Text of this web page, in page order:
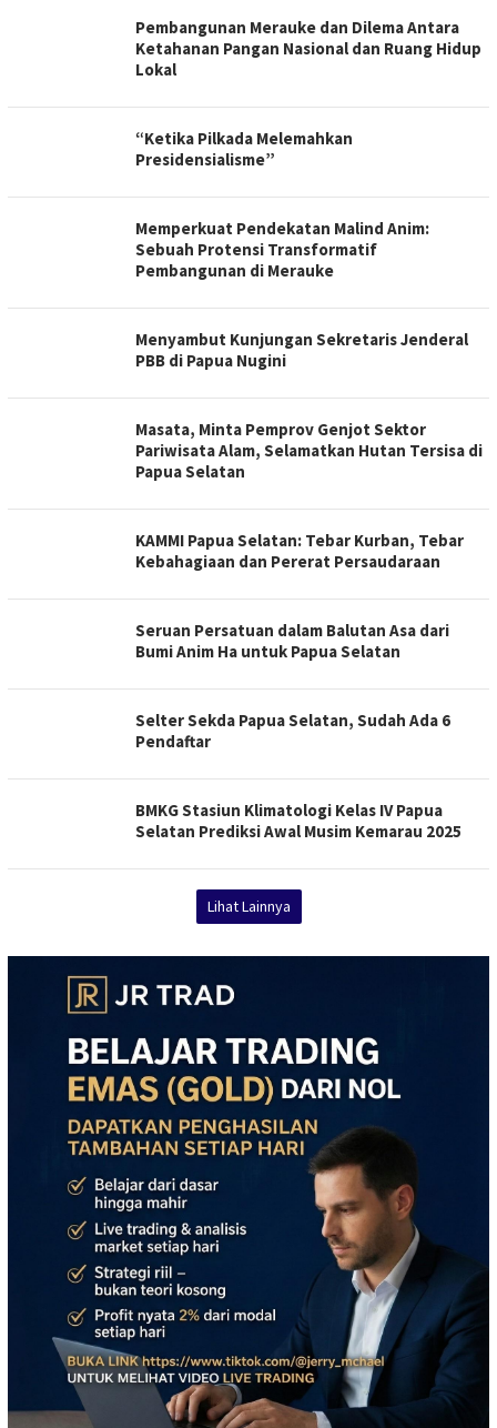
Pembangunan Merauke dan Dilema Antara
Ketahanan Pangan Nasional dan Ruang Hidup
Lokal
“Ketika Pilkada Melemahkan
Presidensialisme”
Memperkuat Pendekatan Malind Anim:
Sebuah Protensi Transformatif
Pembangunan di Merauke
Menyambut Kunjungan Sekretaris Jenderal
PBB di Papua Nugini
Masata, Minta Pemprov Genjot Sektor
Pariwisata Alam, Selamatkan Hutan Tersisa di
Papua Selatan
KAMMI Papua Selatan: Tebar Kurban, Tebar
Kebahagiaan dan Pererat Persaudaraan
Seruan Persatuan dalam Balutan Asa dari
Bumi Anim Ha untuk Papua Selatan
Selter Sekda Papua Selatan, Sudah Ada 6
Pendaftar
BMKG Stasiun Klimatologi Kelas IV Papua
Selatan Prediksi Awal Musim Kemarau 2025
Lihat Lainnya